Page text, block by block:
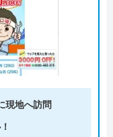
現地へ訪問